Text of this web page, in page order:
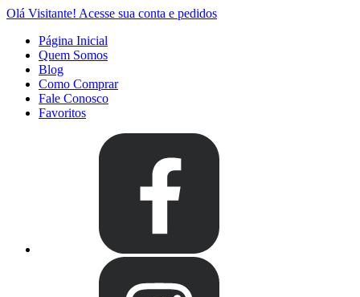
Olá Visitante! Acesse sua conta e pedidos
Página Inicial
Quem Somos
Blog
Como Comprar
Fale Conosco
Favoritos